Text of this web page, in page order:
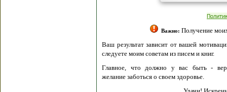
Важно: Получение
Ваш результат зависит от вашей
следуете моим советам из писем и книг.
Главное, что должно у вас быть -
желание заботься о своем здоровье.